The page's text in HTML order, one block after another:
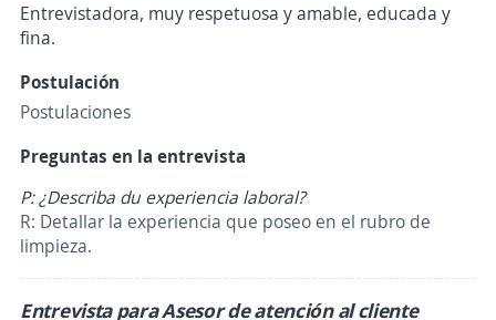
Entrevistadora, muy respetuosa y amable, educada y
fina.
Postulación
Postulaciones
Preguntas en la entrevista
P: ¿Describa du experiencia laboral?
R: Detallar la experiencia que poseo en el rubro de
limpieza.
Entrevista para Asesor de atención al cliente